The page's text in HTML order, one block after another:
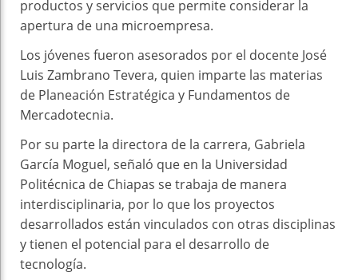
productos y servicios que permite considerar la
apertura de una microempresa.
Los jóvenes fueron asesorados por el docente José
Luis Zambrano Tevera, quien imparte las materias
de Planeación Estratégica y Fundamentos de
Mercadotecnia.
Por su parte la directora de la carrera, Gabriela
García Moguel, señaló que en la Universidad
Politécnica de Chiapas se trabaja de manera
interdisciplinaria, por lo que los proyectos
desarrollados están vinculados con otras disciplinas
y tienen el potencial para el desarrollo de
tecnología.